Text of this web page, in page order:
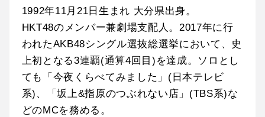
1992年11月21日生まれ 大分県出身。
HKT48のメンバー兼劇場支配人。2017年に行
われたAKB48シングル選抜総選挙において、史
上初となる3連覇(通算4回目)を達成。ソロとし
ても「今夜くらべてみました」(日本テレビ
系)、「坂上&指原のつぶれない店」(TBS系)な
どのMCを務める。